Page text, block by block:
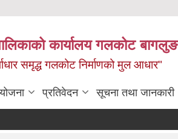
कार्यालय गलकोट बागलुङ
समृद्ध गलकोट निर्माणको मुल आधार"
प्रतिवेदन सूचना तथा जानकारी